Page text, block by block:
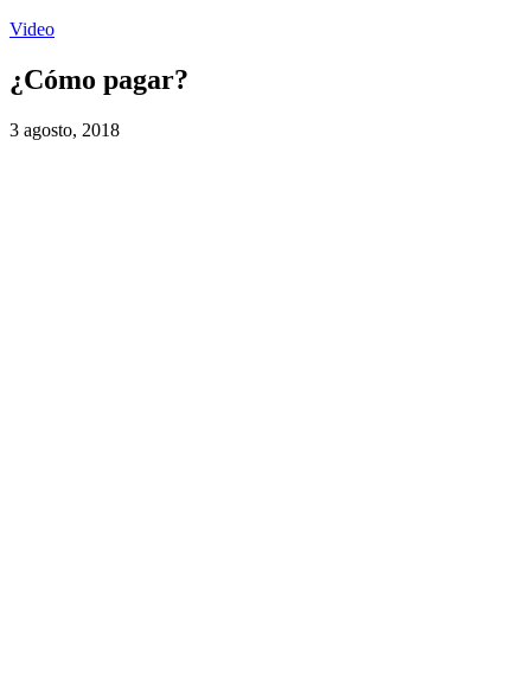
Video
¿Cómo pagar?
3 agosto, 2018